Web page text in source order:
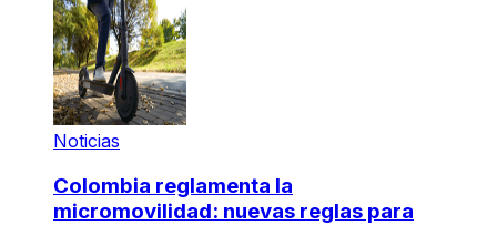
Noticias
Colombia reglamenta la
micromovilidad: nuevas reglas para